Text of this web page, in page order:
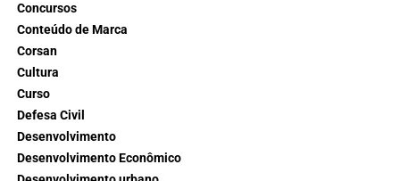
Concursos
Conteúdo de Marca
Corsan
Cultura
Curso
Defesa Civil
Desenvolvimento
Desenvolvimento Econômico